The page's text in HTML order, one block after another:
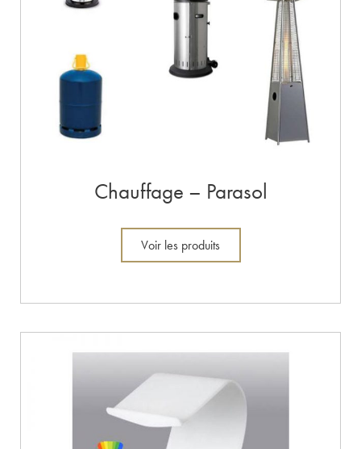
Chauffage – Parasol
Voir les produits